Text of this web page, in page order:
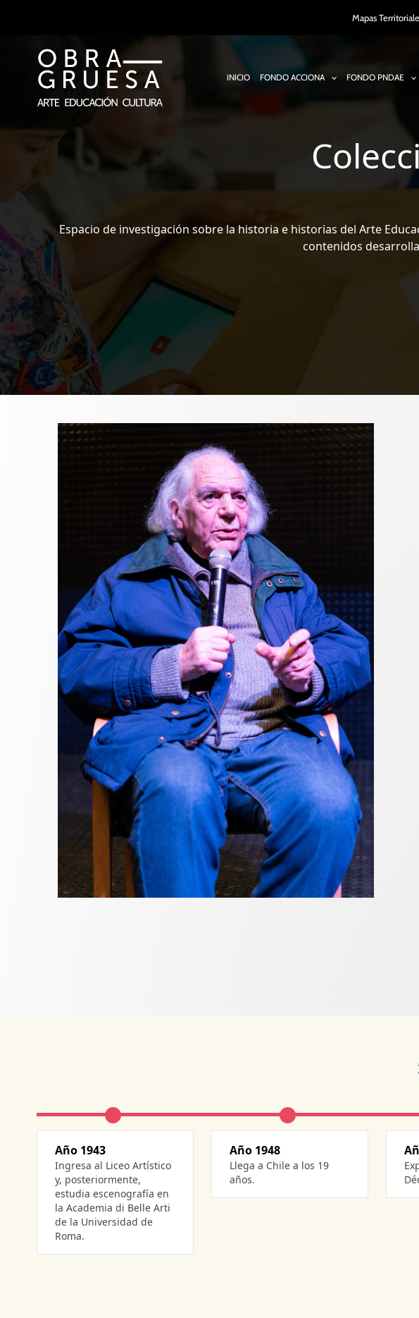
Mapas
INICIO FONDO ACCIONA FONDO PNDAE
Espacio de investigación sobre la historia e historias del Arte
contenidos
Año 1943
ingresa al Liceo Artístico
y, posteriormente,
estudia escenografía en
la Academia di Belle Arti
de la Universidad de
Roma.
Año 1948
llega a Chile a los 19
años.
expone en la Sala